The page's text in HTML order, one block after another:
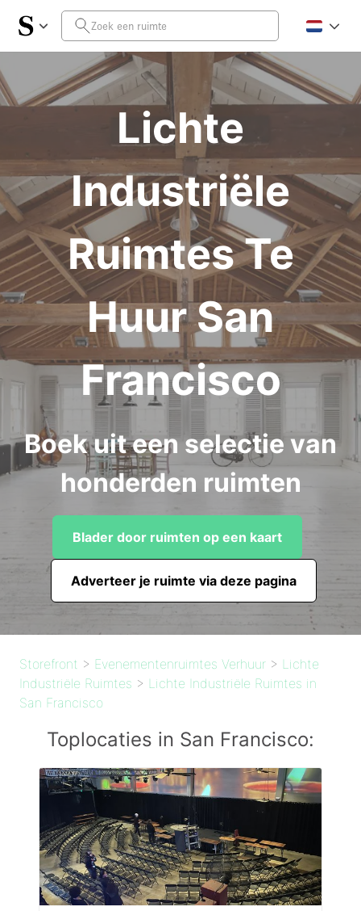
Lichte
Industriële
Ruimtes Te
Huur San
Francisco
Boek uit een selectie van
honderden ruimten
Blader door ruimten op een kaart
Adverteer je ruimte via deze pagina
Storefront > Evenementenruimtes Verhuur > Lichte
Industriële Ruimtes > Lichte Industriële Ruimtes in
San Francisco
Toplocaties in San Francisco: